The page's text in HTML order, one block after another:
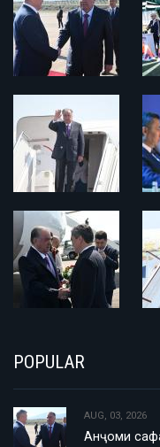
POPULAR
AUG, 03, 2026
Анҷоми